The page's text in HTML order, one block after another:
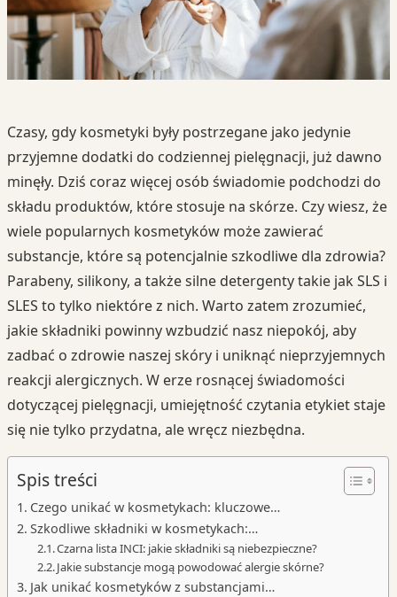
Czasy, gdy kosmetyki były postrzegane jako jedynie
przyjemne dodatki do codziennej pielęgnacji, już dawno
minęły. Dziś coraz więcej osób świadomie podchodzi do
składu produktów, które stosuje na skórze. Czy wiesz, że
wiele popularnych kosmetyków może zawierać
substancje, które są potencjalnie szkodliwe dla zdrowia?
Parabeny, silikony, a także silne detergenty takie jak SLS i
SLES to tylko niektóre z nich. Warto zatem zrozumieć,
jakie składniki powinny wzbudzić nasz niepokój, aby
zadbać o zdrowie naszej skóry i uniknąć nieprzyjemnych
reakcji alergicznych. W erze rosnącej świadomości
dotyczącej pielęgnacji, umiejętność czytania etykiet staje
się nie tylko przydatna, ale wręcz niezbędna.
Spis treści
Czego unikać w kosmetykach: kluczowe…
Szkodliwe składniki w kosmetykach:…
Czarna lista INCI: jakie składniki są niebezpieczne?
Jakie substancje mogą powodować alergie skórne?
Jak unikać kosmetyków z substancjami…